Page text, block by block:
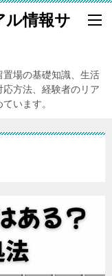
ル情報サ
置場の基礎知識、生活
方法、経験者のリア
います。